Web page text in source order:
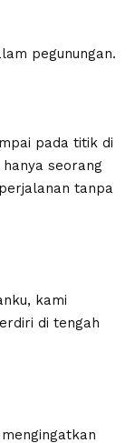
pegunungan.
pada titik di
seorang
tanpa
kami
di tengah